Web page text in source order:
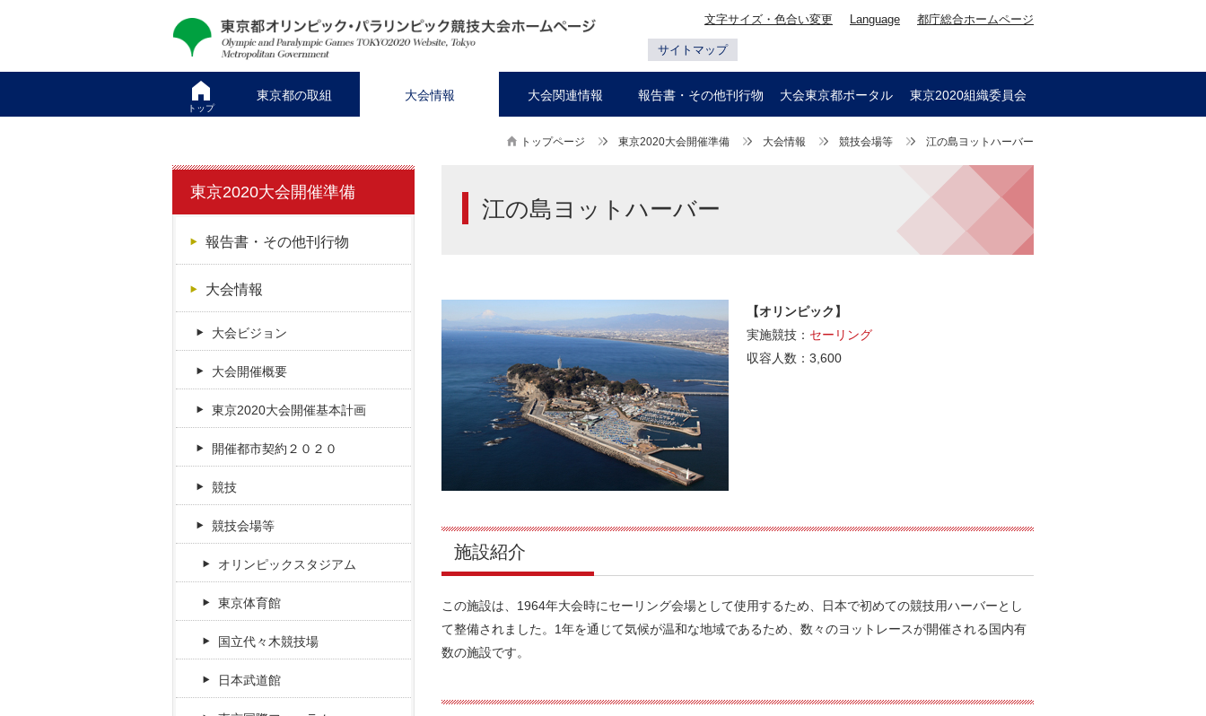
文字サイズ・色合い変更 Language 都庁総合ホームページ
サイトマップ
トップ
東京都の取組 大会情報 大会関連情報 報告書・その他刊行物 大会東京都ポータル 東京2020組織委員会
トップページ 東京2020大会開催準備 大会情報 競技会場等 江の島ヨットハーバー
江の島ヨットハーバー
【オリンピック】
実施競技： セーリング
収容人数：3,600
施設紹介
この施設は、1964年大会時にセーリング会場として使用するため、日本で初めての競技用ハーバーとし
て整備されました。1年を通じて気候が温和な地域であるため、数々のヨットレースが開催される国内有
数の施設です。
東京2020大会開催準備
報告書・その他刊行物
大会情報
大会ビジョン
大会開催概要
東京2020大会開催基本計画
開催都市契約２０２０
競技
競技会場等
オリンピックスタジアム
東京体育館
国立代々木競技場
日本武道館